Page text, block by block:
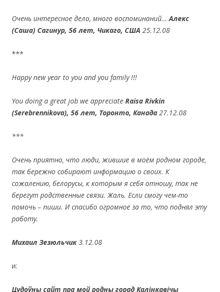
Очень интересное дело, много воспоминаний… Алекс
(Саша) Сагинур, 56 лет, Чикаго, США 25.12.08
***
Happy new year to you and you family !!!
You doing a great job we appreciate Raisa Rivkin
(Serebrennikova), 56 лет, Торонто, Канада 27.12.08
***
Очень приятно, что люди, жившие в моём родном городе,
так бережно собирают информацию о своих. К
сожалению, белорусы, к которым я себя отношу, так не
берегут родственные связи. Жаль. Если смогу чем-то
помочь – пиши. И спасибо огромное за то, что поднял эту
работу.
Михаил Зезюльчик 3.12.08
и:
Цудоўны сайт пра мой родны горад Калінкавічы